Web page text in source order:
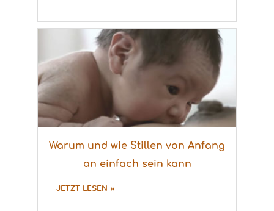
Warum und wie Stillen von Anfang
an einfach sein kann
JETZT LESEN »